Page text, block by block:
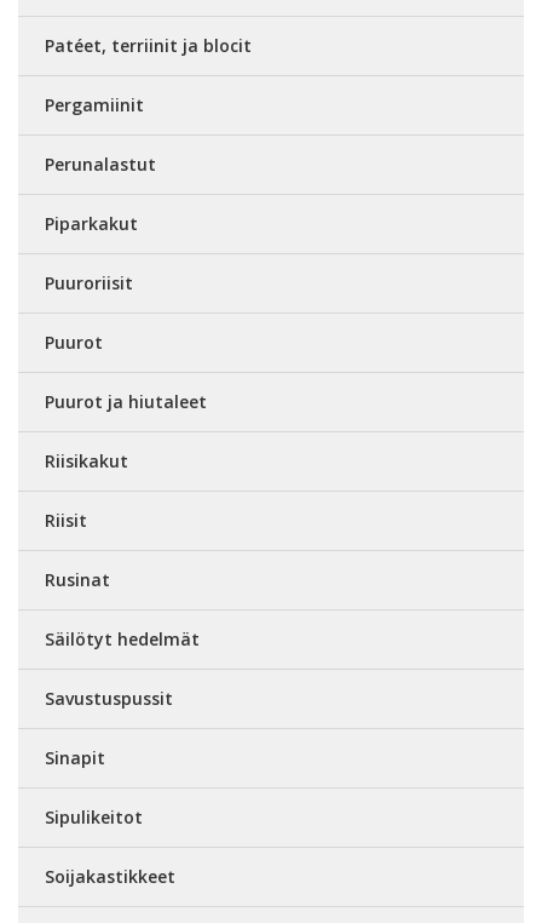
Patéet, terriinit ja blocit
Pergamiinit
Perunalastut
Piparkakut
Puuroriisit
Puurot
Puurot ja hiutaleet
Riisikakut
Riisit
Rusinat
Säilötyt hedelmät
Savustuspussit
Sinapit
Sipulikeitot
Soijakastikkeet